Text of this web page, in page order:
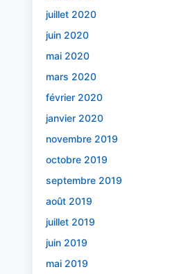
juillet 2020
juin 2020
mai 2020
mars 2020
février 2020
janvier 2020
novembre 2019
octobre 2019
septembre 2019
août 2019
juillet 2019
juin 2019
mai 2019